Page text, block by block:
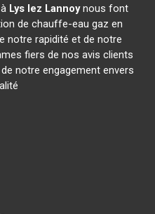
Lys lez Lannoynous font
de chauffe-eau gaz en
notre rapidité et de notre
fiers de nos avis clients
notre engagement envers